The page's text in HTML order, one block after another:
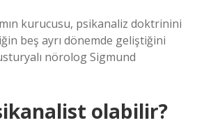
kurucusu, psikanaliz doktrinini
beş ayrı dönemde geliştiğini
nörolog Sigmund
olabilir?